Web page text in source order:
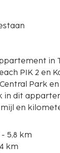
in
Dit appartement
Park
in dit
en
5,8 km
km